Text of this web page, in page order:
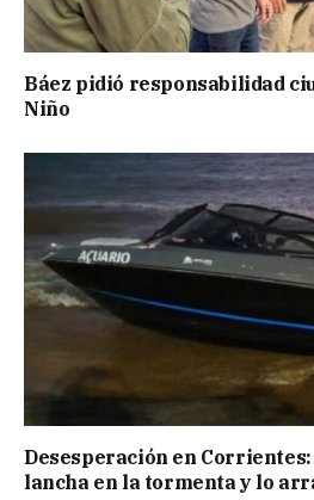
Báez pidió responsabilidad
Niño
Desesperación en
lancha en la tormenta y lo